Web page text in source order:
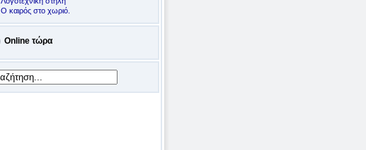
Ο καιρός στο χωριό.
Online τώρα